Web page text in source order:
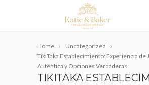
Home
Uncategorized
TikiTaka Establecimiento: Experiencia de
Auténtica y Opciones Verdaderas
TIKITAKA